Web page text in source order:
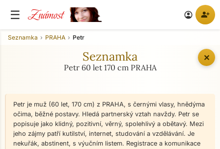
☰ Známost account_circle person_add
✕
Seznamka PRAHA Petr
Seznamka
Petr 60 let 170 cm PRAHA
Petr je muž (60 let, 170 cm) z PRAHA, s černými vlasy, hnědýma
očima, běžné postavy. Hledá partnerský vztah navždy. Petr se
popisuje jako klidný, pozitivní, věrný, spolehlivý a obětavý. Mezi
jeho zájmy patří kutilství, internet, studování a vzdělávání. Je
nekuřák, abstinent, s výučním listem. Registrace a komunikace